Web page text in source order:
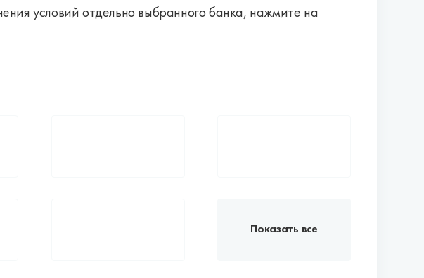
условий отдельно выбранного банка, нажмите на
Показать все